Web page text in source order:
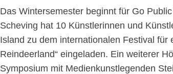
Das Wintersemester beginnt für Go
Scheving hat 10 Künstlerinnen und
Island zu dem internationalen Festival für
Reindeerland“ eingeladen. Ein weiterer
Symposium mit Medienkunstlegenden